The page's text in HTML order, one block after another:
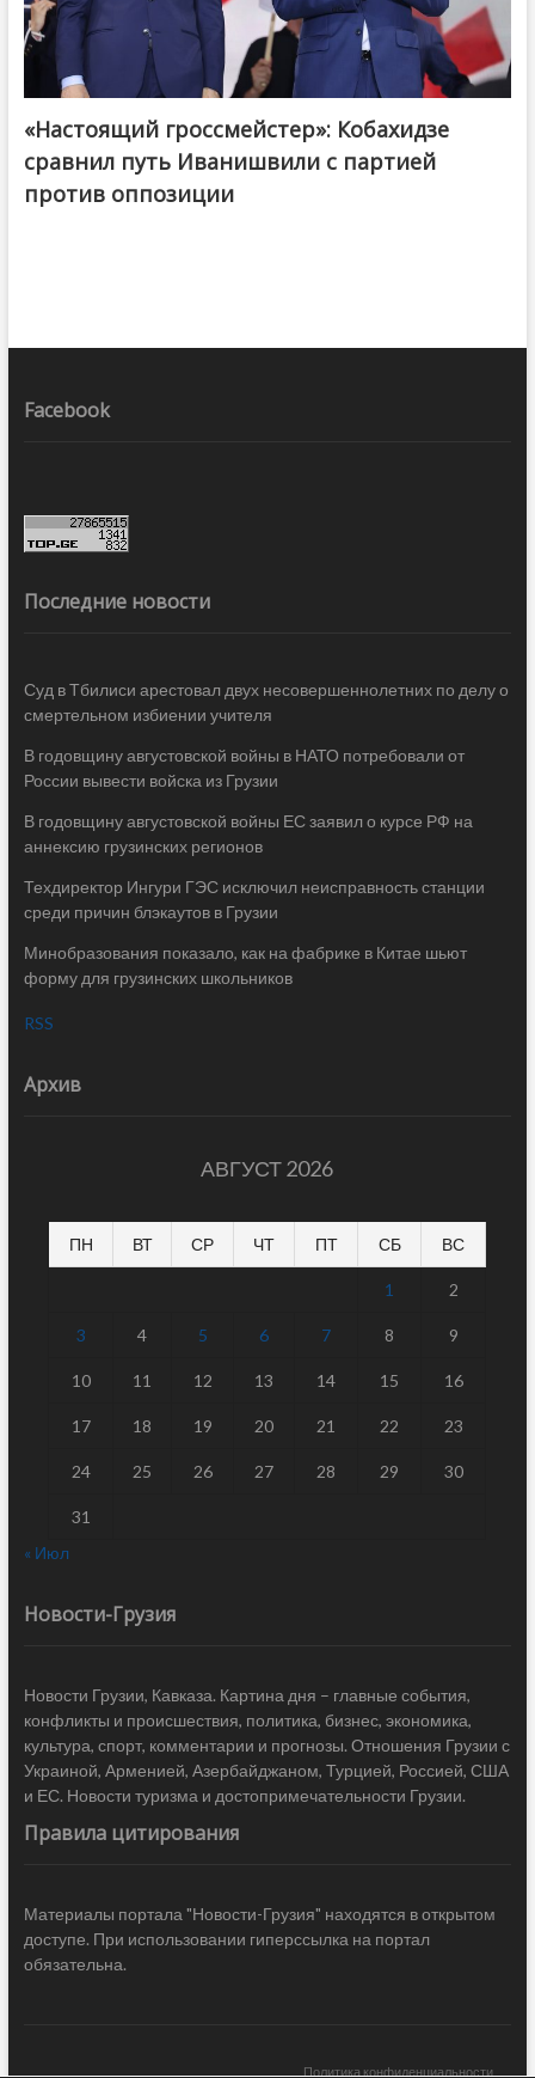
@ქართული ოცნება / Georgian Dream
«Настоящий гроссмейстер»: Кобахидзе
сравнил путь Иванишвили с партией
против оппозиции
Facebook
Последние новости
Суд в Тбилиси арестовал двух несовершеннолетних по делу о
смертельном избиении учителя
В годовщину августовской войны в НАТО потребовали от
России вывести войска из Грузии
В годовщину августовской войны ЕС заявил о курсе РФ на
аннексию грузинских регионов
Техдиректор Ингури ГЭС исключил неисправность станции
среди причин блэкаутов в Грузии
Минобразования показало, как на фабрике в Китае шьют
форму для грузинских школьников
RSS
Архив
АВГУСТ 2026
ПН ВТ СР ЧТ ПТ СБ ВС
1 2
3 4 5 6 7 8 9
10 11 12 13 14 15 16
17 18 19 20 21 22 23
24 25 26 27 28 29 30
31
« Июл
Новости-Грузия
Новости Грузии, Кавказа. Картина дня – главные события,
конфликты и происшествия, политика, бизнес, экономика,
культура, спорт, комментарии и прогнозы. Отношения Грузии с
Украиной, Арменией, Азербайджаном, Турцией, Россией, США
и ЕС. Новости туризма и достопримечательности Грузии.
Правила цитирования
Материалы портала "Новости-Грузия" находятся в открытом
доступе. При использовании гиперссылка на портал
обязательна.
Политика конфиденциальности